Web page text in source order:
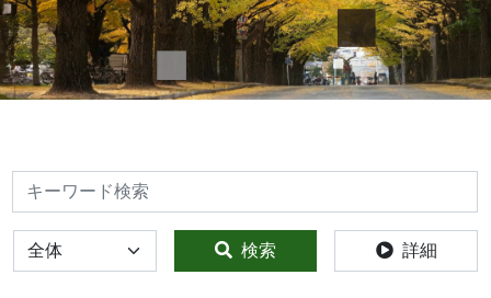
検索
全体 検索 詳細